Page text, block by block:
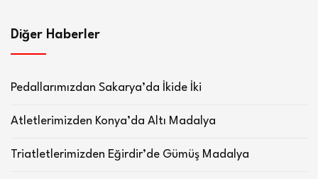
Diğer Haberler
Pedallarımızdan Sakarya’da İkide İki
Atletlerimizden Konya’da Altı Madalya
Triatletlerimizden Eğirdir’de Gümüş Madalya